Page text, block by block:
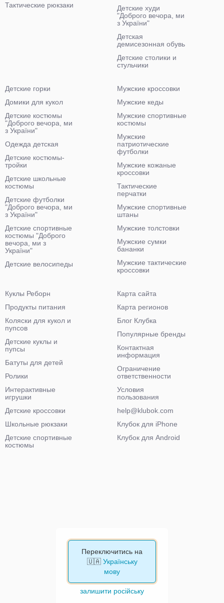
Тактические рюкзаки
Детские худи
"Доброго вечора, ми
з України"
Детская
демисезонная обувь
Детские столики и
стульчики
Детские горки
Домики для кукол
Детские костюмы
"Доброго вечора, ми
з України"
Одежда детская
Детские костюмы-
тройки
Детские школьные
костюмы
Детские футболки
"Доброго вечора, ми
з України"
Детские спортивные
костюмы "Доброго
вечора, ми з
України"
Детские велосипеды
Мужские кроссовки
Мужские кеды
Мужские спортивные
костюмы
Мужские
патриотические
футболки
Мужские кожаные
кроссовки
Тактические
перчатки
Мужские спортивные
штаны
Мужские толстовки
Мужские сумки
бананки
Мужские тактические
кроссовки
Куклы Реборн
Продукты питания
Коляски для кукол и
пупсов
Детские куклы и
пупсы
Батуты для детей
Ролики
Интерактивные
игрушки
Детские кроссовки
Школьные рюкзаки
Детские спортивные
костюмы
Карта сайта
Карта регионов
Блог Клубка
Популярные бренды
Контактная
информация
Ограничение
ответственности
Условия
пользования
help@klubok.com
Клубок для iPhone
Клубок для Android
Переключитись на
🇺🇦 Українську
мову
залишити російську